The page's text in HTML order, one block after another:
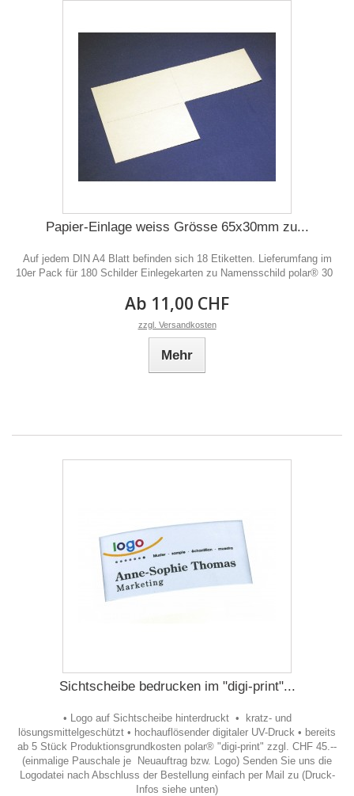
Papier-Einlage weiss Grösse 65x30mm zu...
Auf jedem DIN A4 Blatt befinden sich 18 Etiketten. Lieferumfang im
10er Pack für 180 Schilder Einlegekarten zu Namensschild polar® 30
Ab 11,00 CHF
zzgl. Versandkosten
Mehr
Sichtscheibe bedrucken im "digi-print"...
• Logo auf Sichtscheibe hinterdruckt • kratz- und
lösungsmittelgeschützt • hochauflösender digitaler UV-Druck • bereits
ab 5 Stück Produktionsgrundkosten polar® "digi-print" zzgl. CHF 45.--
(einmalige Pauschale je Neuauftrag bzw. Logo) Senden Sie uns die
Logodatei nach Abschluss der Bestellung einfach per Mail zu (Druck-
Infos siehe unten)